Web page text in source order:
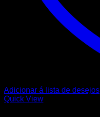
Adicionar á lista de desejos
Quick View